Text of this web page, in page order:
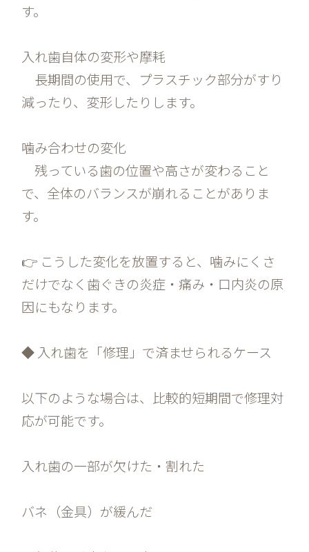
す。
入れ歯自体の変形や摩耗
長期間の使用で、プラスチック部分がすり
減ったり、変形したりします。
噛み合わせの変化
残っている歯の位置や高さが変わること
で、全体のバランスが崩れることがありま
す。
👉 こうした変化を放置すると、噛みにくさ
だけでなく歯ぐきの炎症・痛み・口内炎の原
因にもなります。
◆ 入れ歯を「修理」で済ませられるケース
以下のような場合は、比較的短期間で修理対
応が可能です。
入れ歯の一部が欠けた・割れた
バネ（金具）が緩んだ